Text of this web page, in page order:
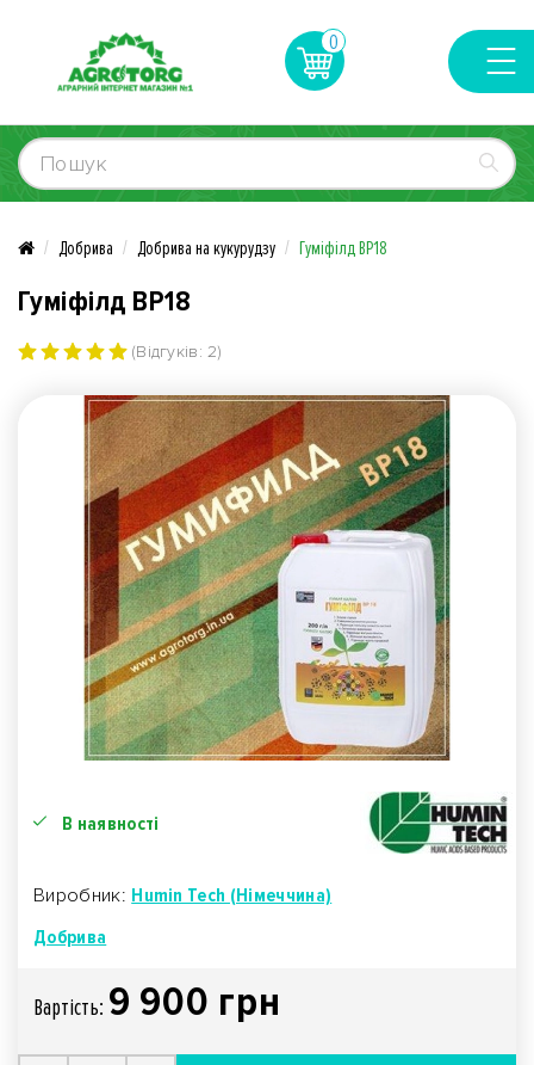
0
Добрива Добрива на кукурудзу Гуміфілд ВР18
Гуміфілд ВР18
(Відгуків: 2)
В наявності
Виробник: Humin Tech (Німеччина)
Добрива
Вартiсть: 9 900 грн